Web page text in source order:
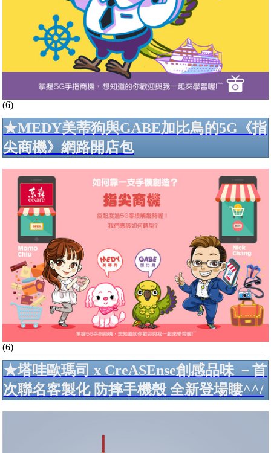
(6)
★MEDY美蒂狗與GABE加比鳥的5G《指
尖商機》網路開店包
(6)
★塔哇歐瑪司 x CreASEnse創感品味 －首
次聯名客製化 防摔手機殼 全新登場瞜^^/